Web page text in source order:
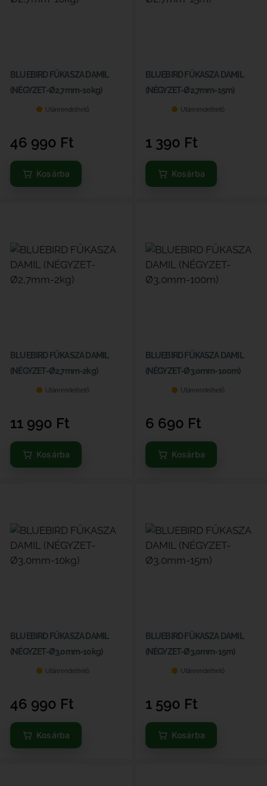
BLUEBIRD FŰKASZA DAMIL
(NÉGYZET-Ø2,7mm-10kg)
Utánrendelhető
46 990 Ft
Kosárba
BLUEBIRD FŰKASZA DAMIL
(NÉGYZET-Ø2,7mm-15m)
Utánrendelhető
1 390 Ft
Kosárba
BLUEBIRD FŰKASZA DAMIL
(NÉGYZET-Ø2,7mm-2kg)
Utánrendelhető
11 990 Ft
Kosárba
BLUEBIRD FŰKASZA DAMIL
(NÉGYZET-Ø3,0mm-100m)
Utánrendelhető
6 690 Ft
Kosárba
BLUEBIRD FŰKASZA DAMIL
(NÉGYZET-Ø3,0mm-10kg)
Utánrendelhető
46 990 Ft
Kosárba
BLUEBIRD FŰKASZA DAMIL
(NÉGYZET-Ø3,0mm-15m)
Utánrendelhető
1 590 Ft
Kosárba